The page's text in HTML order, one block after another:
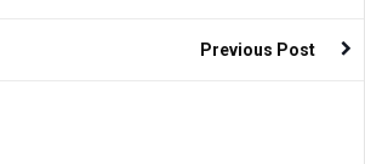
Previous Post